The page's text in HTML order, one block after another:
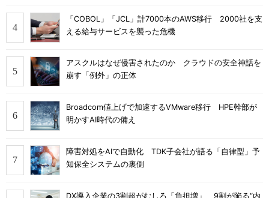
「COBOL」「JCL」計7000本のAWS移行 2000社を支
える給与サービスを襲った危機
アスクルはなぜ侵害されたのか クラウドの安全神話を
崩す「例外」の正体
Broadcom値上げで加速するVMware移行 HPE幹部が
明かすAI時代の備え
障害対処をAIで自動化 TDK子会社が語る「自律型」予
知保全システムの裏側
DX導入企業の3割超がむしろ「負担増」 9割が陥る“内